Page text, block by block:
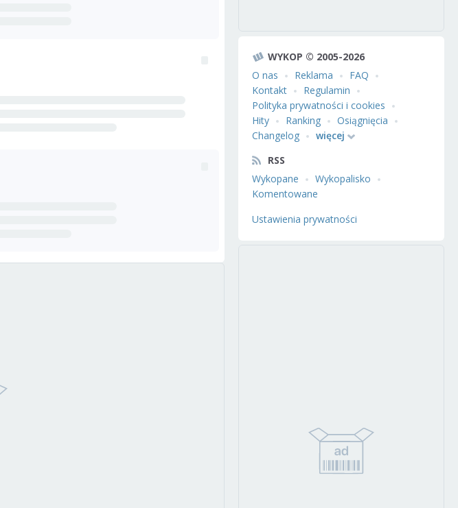
WYKOP © 2005-2026
O nas
Reklama
FAQ
Kontakt
Regulamin
Polityka prywatności i cookies
Hity
Ranking
Osiągnięcia
Changelog
więcej
RSS
Wykopane
Wykopalisko
Komentowane
Ustawienia prywatności